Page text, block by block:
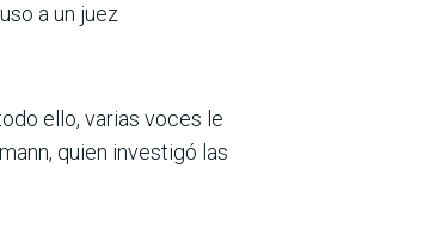
a un juez
ello, varias voces le
quien investigó las